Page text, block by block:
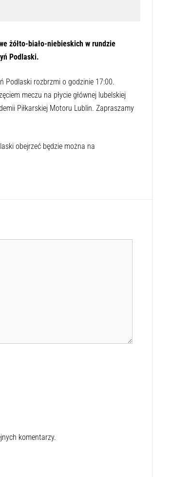
żółto-biało-niebieskich w rundzie
Podlaski.
Podlaski rozbrzmi o godzinie 17:00.
meczu na płycie głównej lubelskiej
Piłkarskiej Motoru Lublin. Zapraszamy
obejrzeć będzie można na
komentarzy.